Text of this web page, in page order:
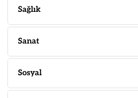
Sağlık
Sanat
Sosyal